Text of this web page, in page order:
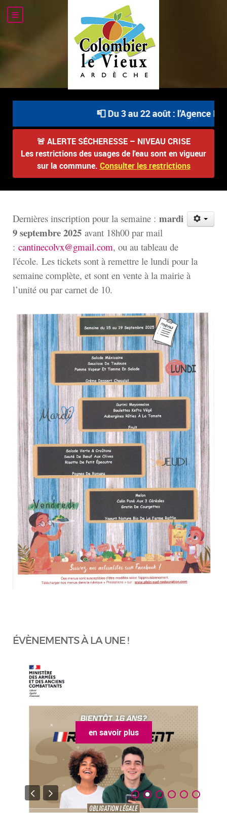
📮 Du 3 au 22 août : l'Agence
🚨 ALERTE SÉCHERESSE – NIVEAU CRISE
Les restrictions des usages de l'eau sont en vigueur
sur la commune. Consulter les restrictions
Dernières inscription pour la semaine : mardi
9 septembre 2025 avant 18h00 par mail
: cantinecolvx@gmail.com, ou au tableau de
l'école. Les tickets sont à remettre le lundi pour la
semaine complète, et sont en vente à la mairie à
l’unité ou par carnet de 10.
ÉVÈNEMENTS À LA UNE !
en savoir plus